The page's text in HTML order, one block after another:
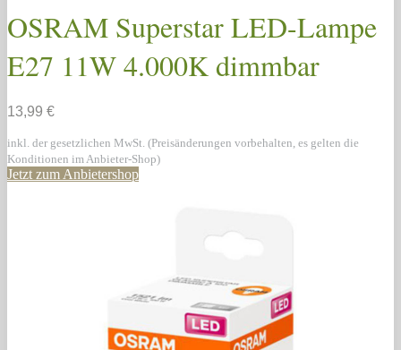
OSRAM Superstar LED-Lampe
E27 11W 4.000K dimmbar
13,99 €
inkl. der gesetzlichen MwSt. (Preisänderungen vorbehalten, es gelten die
Konditionen im Anbieter-Shop)
Jetzt zum Anbietershop